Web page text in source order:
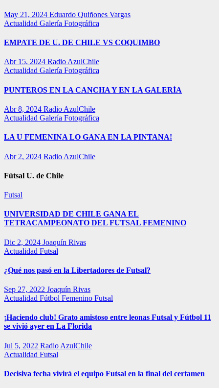
May 21, 2024 Eduardo Quiñones Vargas
Actualidad Galería Fotográfica
EMPATE DE U. DE CHILE VS COQUIMBO
Abr 15, 2024 Radio AzulChile
Actualidad Galería Fotográfica
PUNTEROS EN LA CANCHA Y EN LA GALERÍA
Abr 8, 2024 Radio AzulChile
Actualidad Galería Fotográfica
LA U FEMENINA LO GANA EN LA PINTANA!
Abr 2, 2024 Radio AzulChile
Fútsal U. de Chile
Futsal
UNIVERSIDAD DE CHILE GANA EL
TETRACAMPEONATO DEL FUTSAL FEMENINO
Dic 2, 2024 Joaquín Rivas
Actualidad Futsal
¿Qué nos pasó en la Libertadores de Futsal?
Sep 27, 2022 Joaquín Rivas
Actualidad Fútbol Femenino Futsal
¡Haciendo club! Grato amistoso entre leonas Futsal y Fútbol 11
se vivió ayer en La Florida
Jul 5, 2022 Radio AzulChile
Actualidad Futsal
Decisiva fecha vivirá el equipo Futsal en la final del certamen